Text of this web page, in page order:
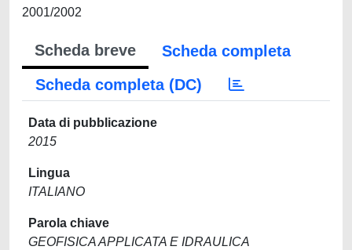
2001/2002
Scheda breve
Scheda completa
Scheda completa (DC)
Data di pubblicazione
2015
Lingua
ITALIANO
Parola chiave
GEOFISICA APPLICATA E IDRAULICA